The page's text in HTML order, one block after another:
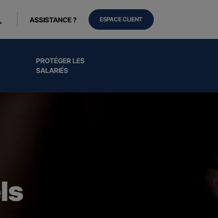
PROTÉGER LES
SALARIÉS
ASSISTANCE ? ESPACE CLIENT